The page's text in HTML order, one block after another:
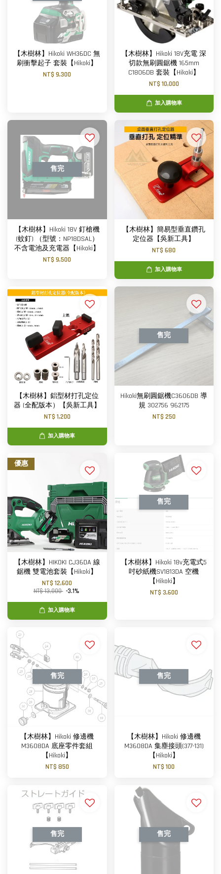
【木樹林】Hikoki WH36DC 無
刷衝擊起子 套裝【Hikoki】
NT$ 9,300
【木樹林】Hikoki 18V充電 深
切款無刷圓鋸機 165mm
C1806DB 套裝【Hikoki】
NT$ 10,000
加入購物車
售完
【木樹林】Hikoki 18V 釘槍機
(蚊釘) （型號：NP18DSAL）
不含電池及充電器【Hikoki】
NT$ 9,500
【木樹林】簡易型垂直鑽孔
定位器【吳新工具】
NT$ 680
加入購物車
【木樹林】鋁型材打孔定位
器 (全配版本）【吳新工具】
NT$ 1,200
加入購物車
售完
Hikoki無刷圓鋸機C3606DB 導
規 302756 962175
NT$ 250
優惠
【木樹林】HIKOKI CJ36DA 線
鋸機 雙電池套裝【Hikoki】
NT$ 12,600
NT$ 13,000 -3.1%
加入購物車
售完
【木樹林】Hikoki 18v充電式5
吋砂紙機SV1813DA 空機
【Hikoki】
NT$ 3,600
售完
【木樹林】Hikoki 修邊機
M3608DA 底座零件套組
【Hikoki】
NT$ 850
售完
【木樹林】Hikoki 修邊機
M3608DA 集塵接頭(377-131)
【Hikoki】
NT$ 100
售完 售完